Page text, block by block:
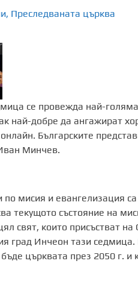
, Преследваната църква
се провежда най-
най-добре да ангажират
Българските
Минчев.
по мисия и евангелизация
текущото състояние на
​​свят, които присъстват
град Инчеон тази
църквата през 2050 г.